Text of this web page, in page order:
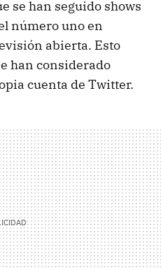
se han seguido shows
número uno en
abierta. Esto
han considerado
cuenta de Twitter.